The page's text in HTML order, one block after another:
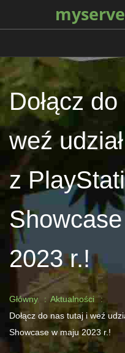
Dołącz
weź
z
2023 r.!
Główny
Aktualności
Dołącz do nas tutaj i weź
Showcase w maju 2023 r.!